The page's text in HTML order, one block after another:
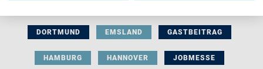
DORTMUND EMSLAND GASTBEITRAG
HAMBURG HANNOVER JOBMESSE